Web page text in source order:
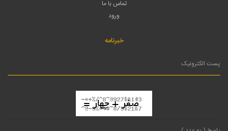
تماس با ما
ورود
خبرنامه